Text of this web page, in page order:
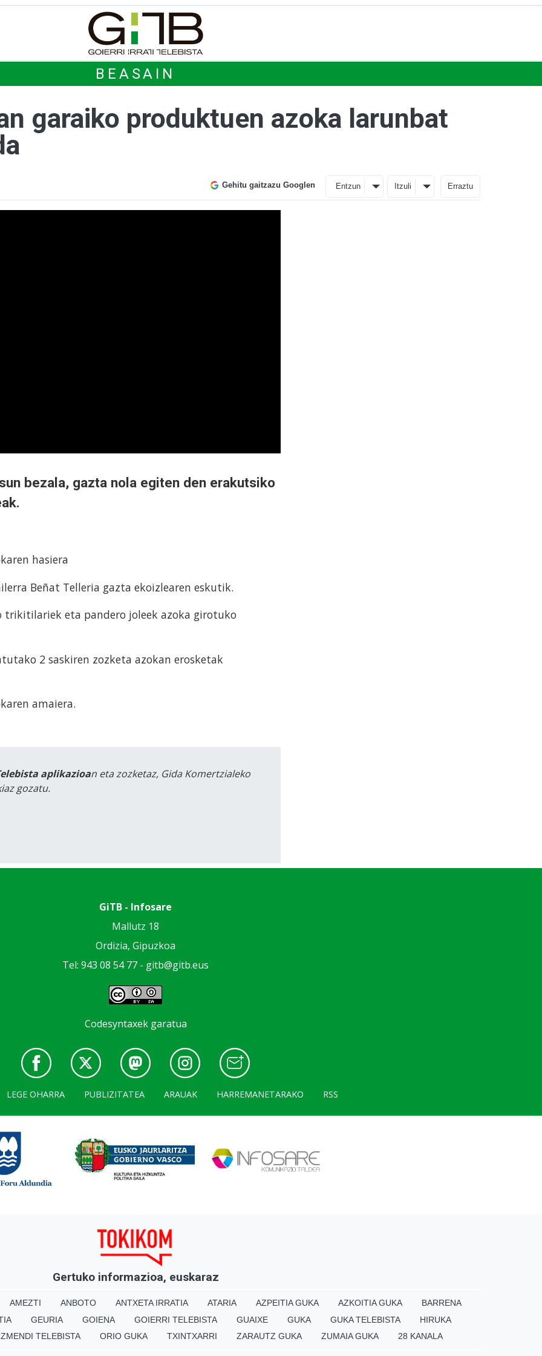
BEASAIN
garaiko produktuen azoka larunbat
Gehitu gaitzazu Googlen Entzun Itzuli Erraztu
bezala, gazta nola egiten den erakutsiko
hasiera
Beñat Telleria gazta ekoizlearen eskutik.
trikitilariek eta pandero joleek azoka girotuko
2 saskiren zozketa azokan erosketak
amaiera.
aplikazioan eta zozketaz, Gida Komertzialeko
gozatu.
GiTB - Infosare
Mallutz 18
Ordizia, Gipuzkoa
Tel: 943 08 54 77 - gitb@gitb.eus
Codesyntaxek garatua
LEGE OHARRA PUBLIZITATEA ARAUAK HARREMANETARAKO RSS
Gertuko informazioa, euskaraz
AMEZTI ANBOTO ANTXETA IRRATIA ATARIA AZPEITIA GUKA AZKOITIA GUKA
BARRENA
GEURIA GOIENA GOIERRI TELEBISTA GUAIXE GUKA GUKA TELEBISTA
HIRUKA
TELEBISTA ORIO GUKA TXINTXARRI ZARAUTZ GUKA ZUMAIA GUKA 28 KANALA